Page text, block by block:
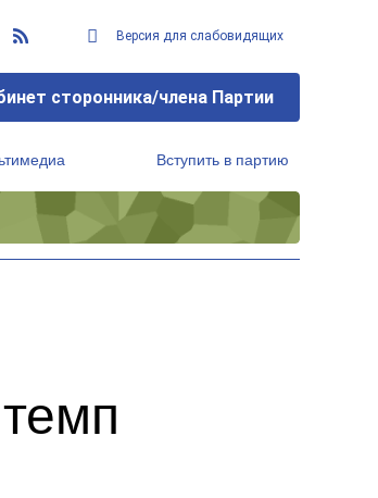
Версия для слабовидящих
сторонника/члена Партии
Вступить в партию